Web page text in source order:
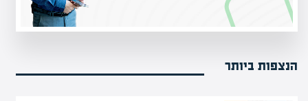
הנצפות ביותר